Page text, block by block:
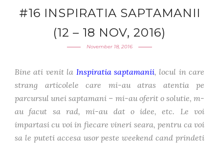
#16 INSPIRATIA SAPTAMANII
(12 – 18 NOV, 2016)
November 18, 2016
Bine ati venit la Inspiratia saptamanii, locul in care
strang articolele care mi-au atras atentia pe
parcursul unei saptamani – mi-au oferit o solutie, m-
au facut sa rad, mi-au dat o idee, etc. Le voi
impartasi cu voi in fiecare vineri seara, pentru ca voi
sa le puteti accesa usor peste weekend cand prindeti